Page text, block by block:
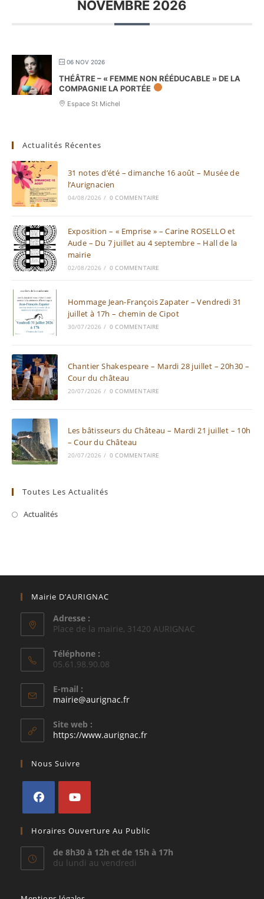
NOVEMBRE 2026
06 NOV 2026
THÉÂTRE – « FEMME NON RÉÉDUCABLE » DE LA
COMPAGNIE LA PORTÉE
Espace St Michel
Actualités Récentes
31 notes d’été – dimanche 16 août – Musée de
l’Aurignacien
04/08/2026 / 0 COMMENTAIRE
Exposition – « Emprise » – Carine ROSELLO et
Aude – Du 7 juillet au 4 septembre – Hall de la
mairie
02/08/2026 / 0 COMMENTAIRE
Hommage Jean-François Zapater – Vendredi 31
juillet à 17h – chemin de Cipot
30/07/2026 / 0 COMMENTAIRE
Chantier Shakespeare – Mardi 28 juillet – 20h30 –
Cour du château
20/07/2026 / 0 COMMENTAIRE
Les bâtisseurs du Château – Mardi 21 juillet – 10h
– Cour du Château
20/07/2026 / 0 COMMENTAIRE
Toutes Les Actualités
Actualités
Mairie D’AURIGNAC
Adresse :
Place de la mairie, 31420 AURIGNAC
Téléphone :
05.61.98.90.08
E-mail :
mairie@aurignac.frS’ouvre
application
Site web :
https://www.aurignac.fr
Nous Suivre
dans
un
nouvel
dans
un
nouvel
Horaires Ouverture Au Public
de 8h30 à 12h et de 15h à 17h
du lundi au vendredi